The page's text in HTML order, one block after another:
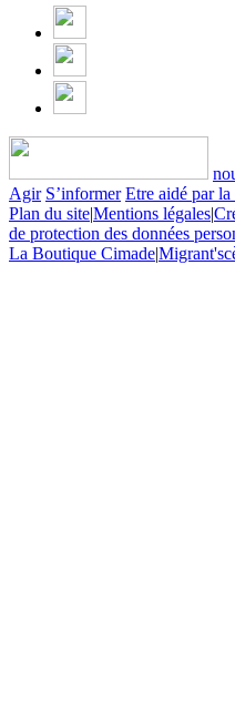
Agir S’informer Etre aidé par la
Plan du site|Mentions légales|
de protection des données
La Boutique Cimade|